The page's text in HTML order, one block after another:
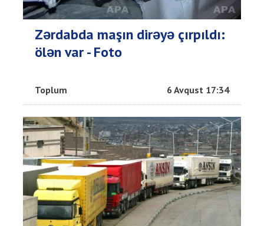
Zərdabda maşın dirəyə çırpıldı:
ölən var - Foto
Toplum 6 Avqust 17:34